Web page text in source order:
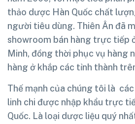
thảo dược Hàn Quốc chất
người tiêu dùng. Thiên Ân đã
showroom bán hàng trực tiếp
Minh, đồng thời phục vụ hàng
hàng ở khắp các tỉnh thành
Thế mạnh của chúng tôi là
linh chi được nhập khẩu trực
Quốc. Là loại dược liệu quý